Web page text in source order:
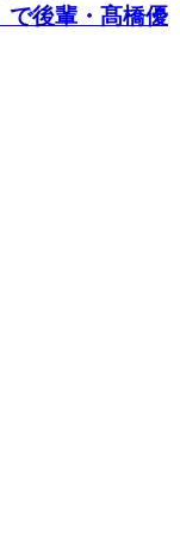
で後輩・髙橋優